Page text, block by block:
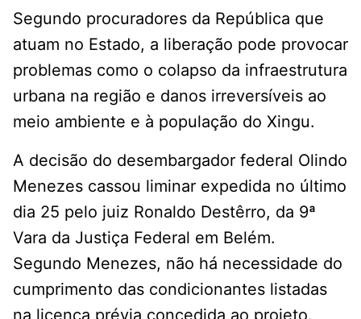
Segundo procuradores da República que
atuam no Estado, a liberação pode provocar
problemas como o colapso da infraestrutura
urbana na região e danos irreversíveis ao
meio ambiente e à população do Xingu.
A decisão do desembargador federal Olindo
Menezes cassou liminar expedida no último
dia 25 pelo juiz Ronaldo Destêrro, da 9ª
Vara da Justiça Federal em Belém.
Segundo Menezes, não há necessidade do
cumprimento das condicionantes listadas
na licença prévia concedida ao projeto.